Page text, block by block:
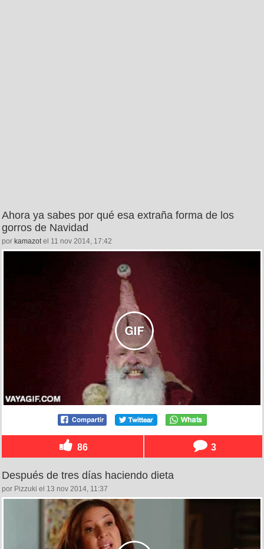
Ahora ya sabes por qué esa extraña forma de los
gorros de Navidad
por kamazotel 11 nov 2014, 17:42
86 3
Después de tres días haciendo dieta
por Pizzuki el 13 nov 2014, 11:37